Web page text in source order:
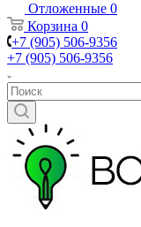
Отложенные 0
Корзина 0
+7 (905) 506-9356
+7 (905) 506-9356